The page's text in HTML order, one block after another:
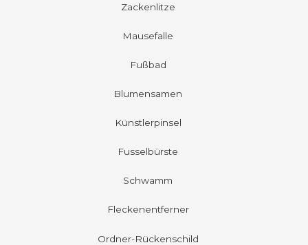
Zackenlitze
Mausefalle
Fußbad
Blumensamen
Künstlerpinsel
Fusselbürste
Schwamm
Fleckenentferner
Ordner-Rückenschild